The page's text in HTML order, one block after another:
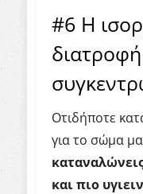
#6 Η
Οτιδήποτε
για το σώμα
και πιο